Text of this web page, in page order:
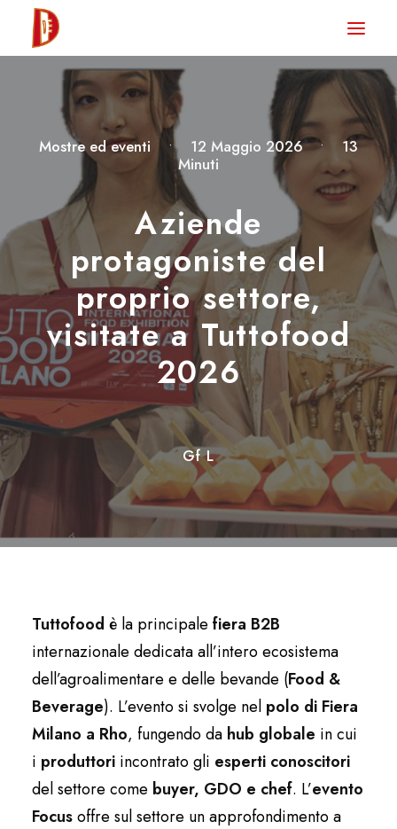
HOME
NEWS
DEGUSTA TV
LA RIVISTA
CONTATTI
CLUB DEGUSTA
STORE
RICERCA
Mostre ed eventi • 12 Maggio 2026 •
13
Minuti
Aziende
protagoniste del
proprio settore,
visitate a Tuttofood
2026
Gf L
Tuttofood è la principale fiera B2B
internazionale dedicata all’intero ecosistema
dell’agroalimentare e delle bevande (Food &
Beverage). L’evento si svolge nel polo di Fiera
Milano a Rho, fungendo da hub globale in cui
i produttori incontrato gli esperti conoscitori
del settore come buyer, GDO e chef. L’evento
Focusoffre sul settore un approfondimento a